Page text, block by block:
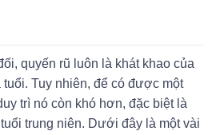
quyến rũ luôn là khát khao của
Tuy nhiên, để có được một
trì nó còn khó hơn, đặc biệt là
trung niên. Dưới đây là một vài